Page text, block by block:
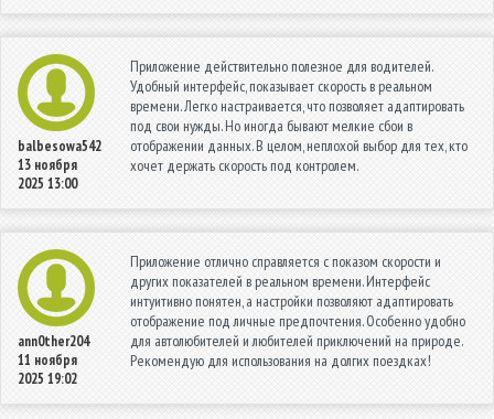
balbesowa542
13 ноября
2025 13:00
Приложение действительно полезное для водителей.
Удобный интерфейс, показывает скорость в реальном
времени. Легко настраивается, что позволяет адаптировать
под свои нужды. Но иногда бывают мелкие сбои в
отображении данных. В целом, неплохой выбор для тех, кто
хочет держать скорость под контролем.
ann0ther204
11 ноября
2025 19:02
Приложение отлично справляется с показом скорости и
других показателей в реальном времени. Интерфейс
интуитивно понятен, а настройки позволяют адаптировать
отображение под личные предпочтения. Особенно удобно
для автолюбителей и любителей приключений на природе.
Рекомендую для использования на долгих поездках!